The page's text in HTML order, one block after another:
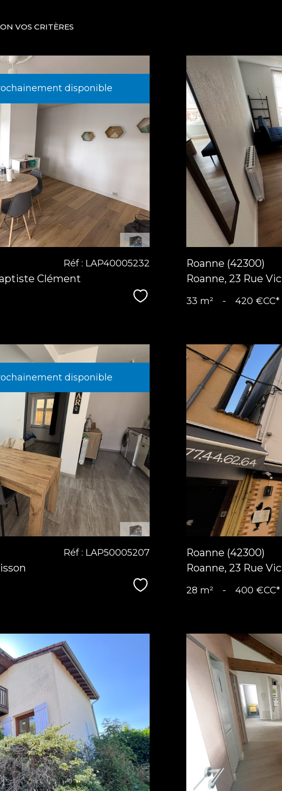
VOS CRITÈRES
disponible
le
Clément
Réf : LAP40005232
Sélectionner
Roanne (42300)
Roanne, 23 Rue
33 m² - 420 €CC*
disponible
le
Réf : LAP50005207
Sélectionner
Roanne (42300)
Roanne, 23 Rue
28 m² - 400 €CC*
le